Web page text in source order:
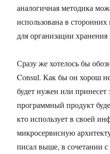
аналогичная методика
использована в
для организации
Сразу же хотелось бы
Consul. Как бы он хорош
будет нужен или
программный продукт
кто использует в своей
микросервисную
писал выше, в сочетании